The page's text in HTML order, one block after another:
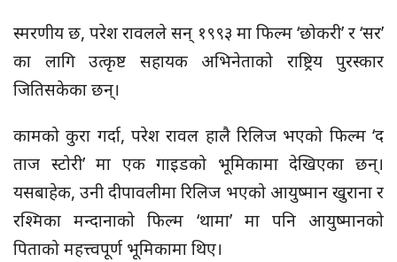
स्मरणीय छ, परेश रावलले सन् १९९३ मा फिल्म ‘छोकरी’ र ‘सर’
का लागि उत्कृष्ट सहायक अभिनेताको राष्ट्रिय पुरस्कार
जितिसकेका छन्।
कामको कुरा गर्दा, परेश रावल हालै रिलिज भएको फिल्म ‘द
ताज स्टोरी’ मा एक गाइडको भूमिकामा देखिएका छन्।
यसबाहेक, उनी दीपावलीमा रिलिज भएको आयुष्मान खुराना र
रश्मिका मन्दानाको फिल्म ‘थामा’ मा पनि आयुष्मानको
पिताको महत्त्वपूर्ण भूमिकामा थिए।